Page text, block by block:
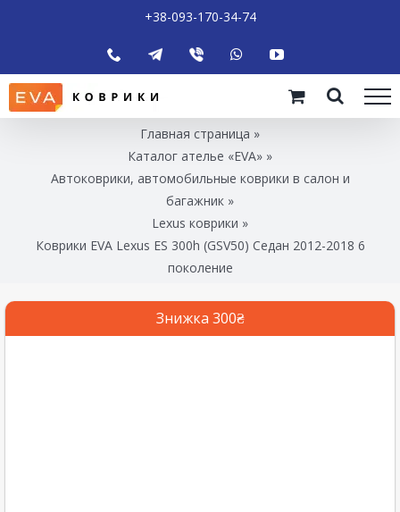
+38-093-170-34-74
Главная страница »
Каталог ателье «EVA» »
Автоковрики, автомобильные коврики в салон и
багажник »
Lexus коврики »
Коврики EVA Lexus ES 300h (GSV50) Седан 2012-2018 6
поколение
Знижка 300₴